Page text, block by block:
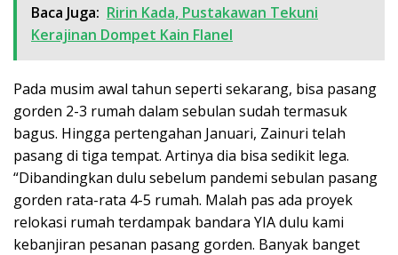
Baca Juga: Ririn Kada, Pustakawan Tekuni
Kerajinan Dompet Kain Flanel
Pada musim awal tahun seperti sekarang, bisa pasang
gorden 2-3 rumah dalam sebulan sudah termasuk
bagus. Hingga pertengahan Januari, Zainuri telah
pasang di tiga tempat. Artinya dia bisa sedikit lega.
“Dibandingkan dulu sebelum pandemi sebulan pasang
gorden rata-rata 4-5 rumah. Malah pas ada proyek
relokasi rumah terdampak bandara YIA dulu kami
kebanjiran pesanan pasang gorden. Banyak banget